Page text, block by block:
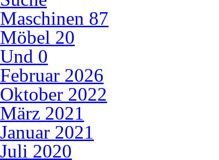
Maschinen 87
Möbel 20
Und 0
Februar 2026
Oktober 2022
März 2021
Januar 2021
Juli 2020